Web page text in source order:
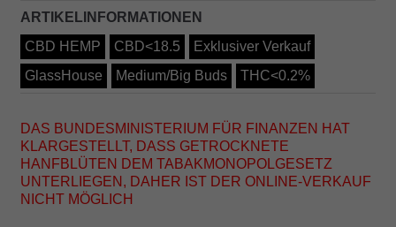
mit4.56
von 5,
basierend
auf
wertungen
ARTIKELINFORMATIONEN
CBD HEMP
CBD<18.5
Exklusiver Verkauf
GlassHouse
Medium/Big Buds THC<0.2%
DAS BUNDESMINISTERIUM FÜR FINANZEN HAT
KLARGESTELLT, DASS GETROCKNETE
HANFBLÜTEN DEM TABAKMONOPOLGESETZ
UNTERLIEGEN, DAHER IST DER ONLINE-VERKAUF
NICHT MÖGLICH